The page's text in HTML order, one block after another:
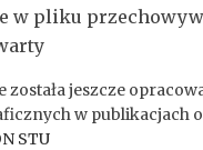
w pliku
została jeszcze
w publikacjach
STU